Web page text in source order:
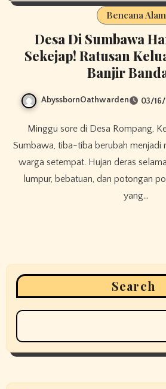
Bencana Alam
Desa Di Sumbawa
Sekejap! Ratusan
Banjir
AbyssbornOathwarden 03/
Minggu sore di Desa Rompang, Kecamatan Rompang,
Sumbawa, tiba-tiba berubah menjadi
warga setempat. Hujan deras
lumpur, bebatuan, dan potongan
yang…
Search